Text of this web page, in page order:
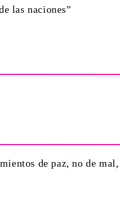
las naciones”
de paz, no de